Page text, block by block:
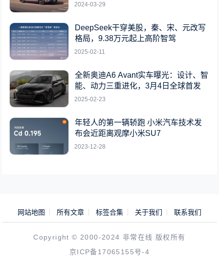
2024-03-29
DeepSeek干穿美股，秦、宋、元改写
格局，9.38万元起上高阶智驾
2025-02-11
全新奥迪A6 Avant实车曝光：设计、智
能、动力三重进化，3月4日全球首发
2025-02-23
年轻人的第一辆轿跑 小米汽车技术发
布会近距离观摩小米SU7
2023-12-28
网站地图 所有文章 标签合集 关于我们 联系我们
Copyright © 2000-2024 非常在线 版权所有
京ICP备17065155号-4